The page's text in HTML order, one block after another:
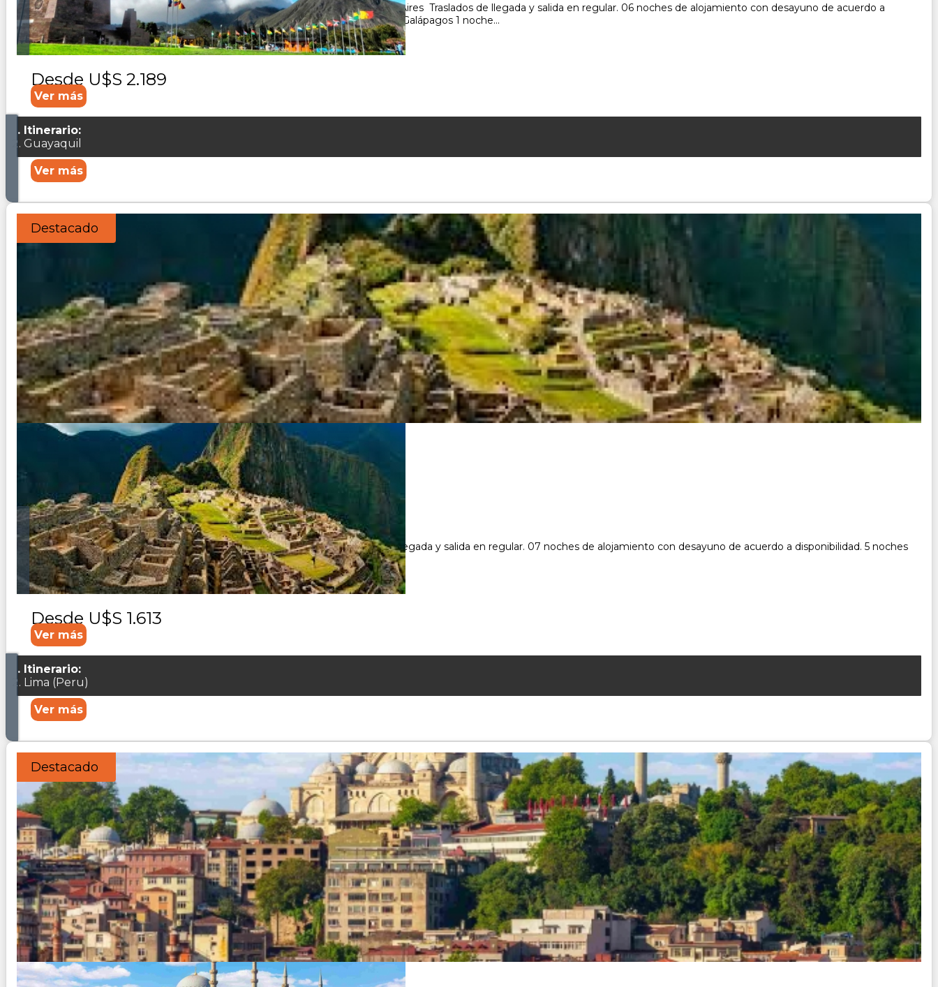
Pasaje aéreo: Buenos Aires / Lima/ Quito/GalápagosGuayaquil/Lima/Buenos Aires Traslados de llegada y salida en regular. 06 noches de alojamiento con desayuno de acuerdo a
disponibilidad. 2 noches de alojamiento en Quito 3 noches de alojamiento en Galápagos 1 noche...
Desde U$S 2.189
Ver más
Itinerario:
Guayaquil
Ver más
Destacado
Duración:
8Días 7Noches
Pasaje aéreo: Buenos Aires / Lima / Cusco /Lima/Buenos Aires Traslados de llegada y salida en regular. 07 noches de alojamiento con desayuno de acuerdo a disponibilidad. 5 noches
en Cusco 2 noches en Lima Asistencia al viajero - Assist card U$S150.000
Desde U$S 1.613
Ver más
Itinerario:
Lima (Peru)
Ver más
Destacado